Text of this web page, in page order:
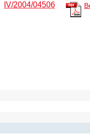
IV/2004/04506